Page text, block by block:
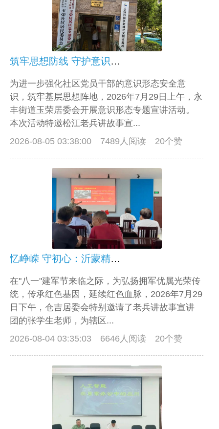
筑牢思想防线 守护意识形态生命线
为进一步强化社区党员干部的意识形态安全意
识，筑牢基层思想阵地，2026年7月29日上午，永
丰街道玉荣居委会开展意识形态专题宣讲活动。
本次活动特邀松江老兵讲故事宣...
2026-08-05 03:38:00
7489人阅读 20个赞
忆峥嵘 守初心：沂蒙精神声入社区
在"八一"建军节来临之际，为弘扬拥军优属光荣传
统，传承红色基因，延续红色血脉，2026年7月29
日下午，仓吉居委会特别邀请了老兵讲故事宣讲
团的张学生老师，为辖区...
2026-08-04 03:35:03
6646人阅读 20个赞